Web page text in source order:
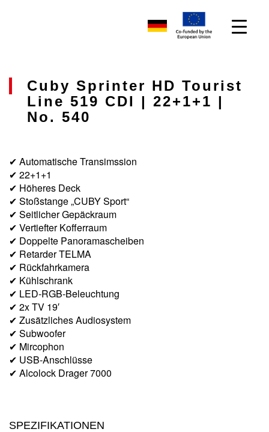
Cuby Sprinter HD Tourist
Line 519 CDI | 22+1+1 |
No. 540
✔ Automatische Transimssion
✔ 22+1+1
✔ Höheres Deck
✔ Stoßstange „CUBY Sport“
✔ Seitlicher Gepäckraum
✔ Vertiefter Kofferraum
✔ Doppelte Panoramascheiben
✔ Retarder TELMA
✔ Rückfahrkamera
✔ Kühlschrank
✔ LED-RGB-Beleuchtung
✔ 2x TV 19′
✔ Zusätzliches Audiosystem
✔ Subwoofer
✔ Mircophon
✔ USB-Anschlüsse
✔ Alcolock Drager 7000
SPEZIFIKATIONEN